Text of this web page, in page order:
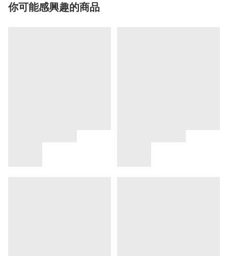
你可能感興趣的商品